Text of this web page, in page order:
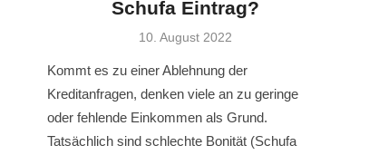
Schufa Eintrag?
Veröffentlicht
10. August 2022
Kommt es zu einer Ablehnung der
Kreditanfragen, denken viele an zu geringe
oder fehlende Einkommen als Grund.
Tatsächlich sind schlechte Bonität (Schufa